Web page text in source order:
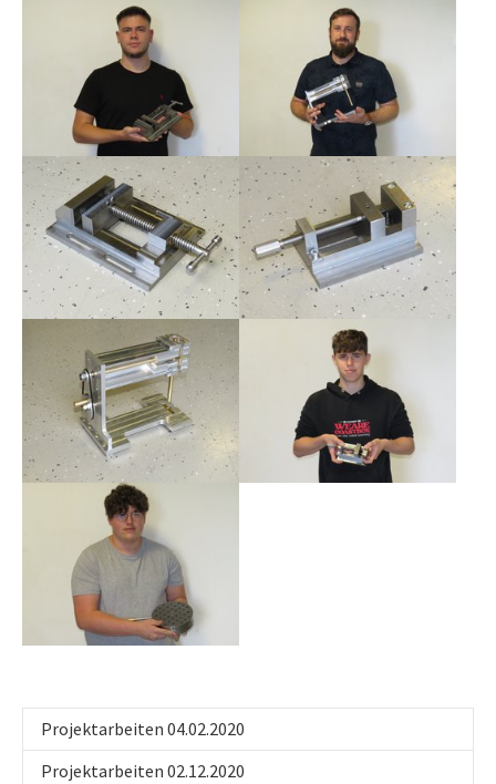
Projektarbeiten 04.02.2020
Projektarbeiten 02.12.2020